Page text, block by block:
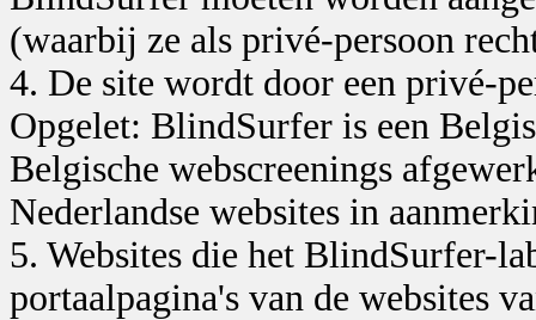
(waarbij ze als privé-persoon
4. De site wordt door een privé-
Opgelet: BlindSurfer is een
Belgische webscreenings
Nederlandse websites in
5. Websites die het BlindSurfer-
portaalpagina's van de websites